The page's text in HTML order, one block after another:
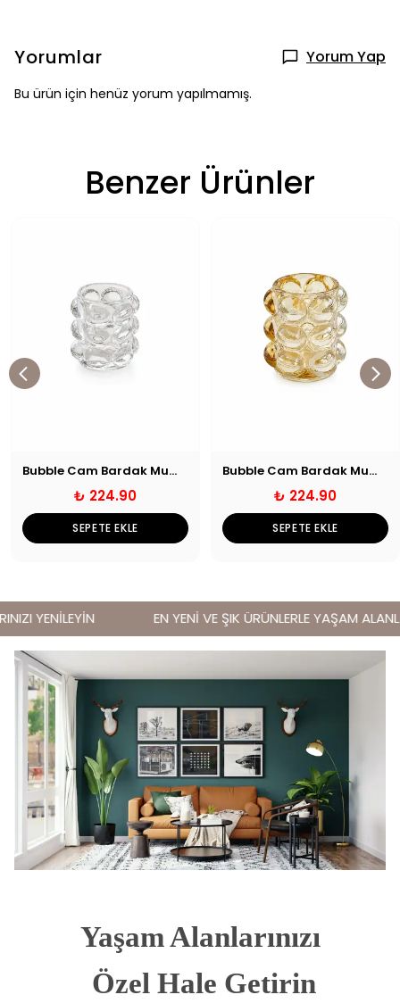
Yorumlar Yorum Yap
Bu ürün için henüz yorum yapılmamış.
Benzer Ürünler
Bubble Cam Bardak Mumluk Şeffaf
₺ 224.90
SEPETE EKLE
Bubble Cam Bardak Mumluk Bal
₺ 224.90
SEPETE EKLE
YENİLEYİN EN YENİ VE ŞIK ÜRÜNLERLE YAŞAM
Yaşam Alanlarınızı
Özel Hale Getirin